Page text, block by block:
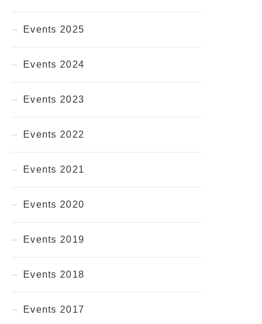
Events 2025
Events 2024
Events 2023
Events 2022
Events 2021
Events 2020
Events 2019
Events 2018
Events 2017